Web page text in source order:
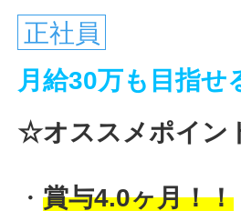
正社員
月給30万も目指せ
☆オススメポイ
・賞与4.0ヶ月！！